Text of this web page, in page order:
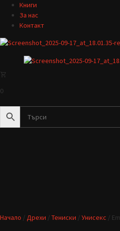
Книги
За нас
Контакт
0
Начало / Дрехи / Тениски / Унисекс /